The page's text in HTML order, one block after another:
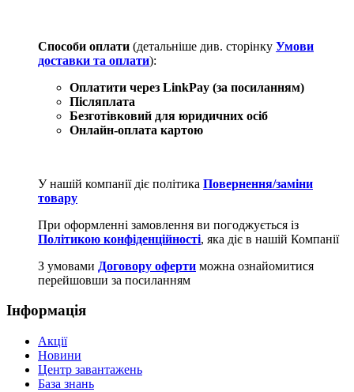
Способи оплати (детальніше див. сторінку Умови
доставки та оплати):
Оплатити через LinkPay (за посиланням)
Післяплата
Безготівковий для юридичних осіб
Онлайн-оплата картою
У нашій компанії діє політика Повернення/заміни
товару
При оформленні замовлення ви погоджується із
Політикою конфіденційності, яка діє в нашій Компанії
З умовами Договору оферти можна ознайомитися
перейшовши за посиланням
Інформація
Акції
Новини
Центр завантажень
База знань